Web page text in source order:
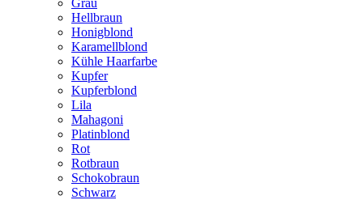
Grau
Hellbraun
Honigblond
Karamellblond
Kühle Haarfarbe
Kupfer
Kupferblond
Lila
Mahagoni
Platinblond
Rot
Rotbraun
Schokobraun
Schwarz